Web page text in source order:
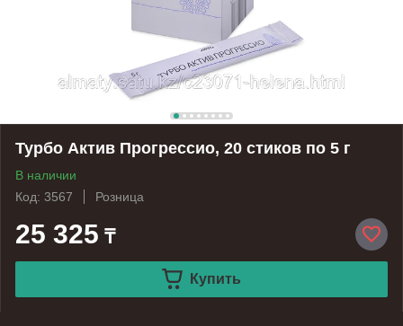
Турбо Актив Прогрессио, 20 стиков по 5 г
В наличии
Код: 3567
Розница
25 325 ₸
Купить